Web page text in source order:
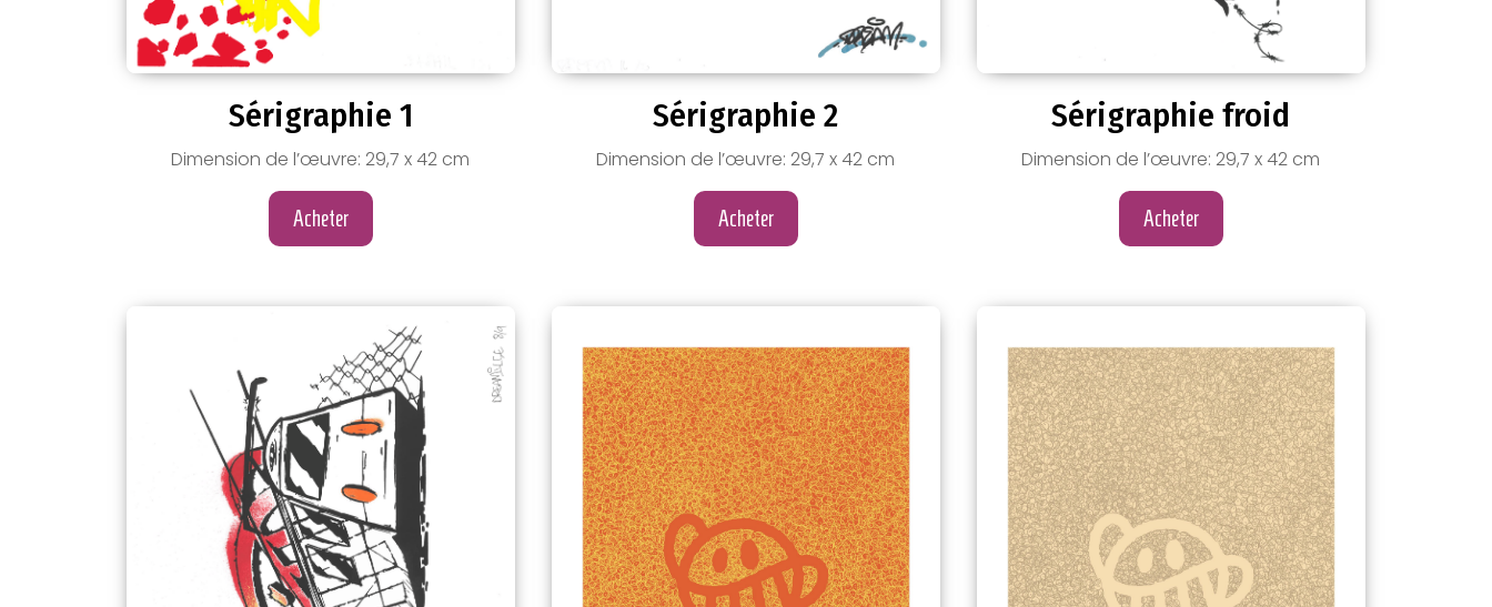
Sérigraphie 1
Dimension de l’œuvre: 29,7 x 42 cm
Acheter
Sérigraphie 2
Dimension de l’œuvre: 29,7 x 42 cm
Acheter
Sérigraphie froid
Dimension de l’œuvre: 29,7 x 42 cm
Acheter